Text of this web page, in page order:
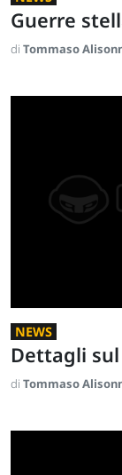
Guerre
di Tommaso
NEWS
Dettagli sul
di Tommaso